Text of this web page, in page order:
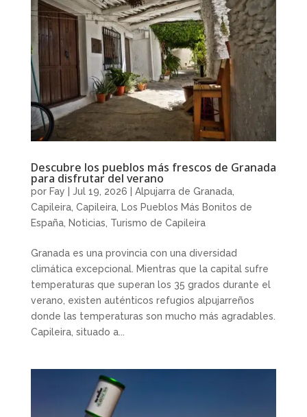
Descubre los pueblos más frescos de Granada
para disfrutar del verano
por Fay Jul 19, 2026 Alpujarra de Granada,
Capileira, Capileira, Los Pueblos Más Bonitos de
España, Noticias Turismo de Capileira
Granada es una provincia con una diversidad
climática excepcional. Mientras que la capital sufre
temperaturas que superan los 35 grados durante el
verano, existen auténticos refugios alpujarreños
donde las temperaturas son mucho más agradables.
Capileira, situado a...